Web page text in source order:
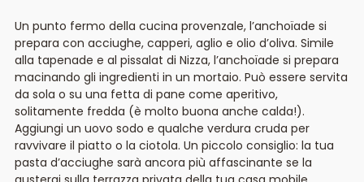
Un punto fermo della cucina provenzale, l’anchoïade si
prepara con acciughe, capperi, aglio e olio d’oliva. Simile
alla tapenade e al pissalat di Nizza, l’anchoïade si prepara
macinando gli ingredienti in un mortaio. Può essere servita
da sola o su una fetta di pane come aperitivo,
solitamente fredda (è molto buona anche calda!).
Aggiungi un uovo sodo e qualche verdura cruda per
ravvivare il piatto o la ciotola. Un piccolo consiglio: la tua
pasta d’acciughe sarà ancora più affascinante se la